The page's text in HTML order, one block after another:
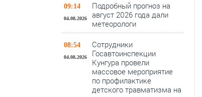
09:14
04.08.2026
Подробный прогноз на
август 2026 года дали
метеорологи
08:54
04.08.2026
Сотрудники
Госавтоинспекции
Кунгура провели
массовое мероприятие
по профилактике
детского травматизма на